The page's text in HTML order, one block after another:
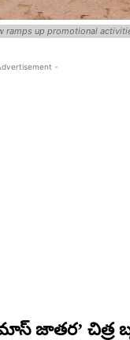
ramps up promotional
-
జాతర’ చిత్ర